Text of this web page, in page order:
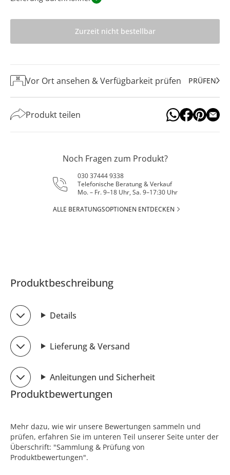
Zurzeit nicht bestellbar
Vor Ort ansehen & Verfügbarkeit prüfen PRÜFEN
Produkt teilen
Noch Fragen zum Produkt?
030 37444 9338
Telefonische Beratung & Verkauf
Mo. – Fr. 9–18 Uhr, Sa. 9–17:30 Uhr
ALLE BERATUNGSOPTIONEN ENTDECKEN
Produktbeschreibung
Details
Lieferung & Versand
Anleitungen und Sicherheit
Produktbewertungen
Mehr dazu, wie wir unsere Bewertungen sammeln und
prüfen, erfahren Sie im unteren Teil unserer Seite unter der
Überschrift: "Sammlung & Prüfung von
Produktbewertungen".